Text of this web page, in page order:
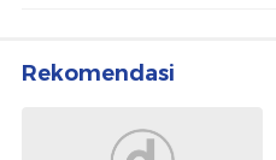
Rekomendasi